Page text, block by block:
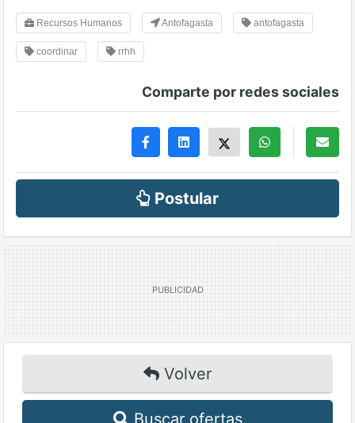
Recursos Humanos Antofagasta antofagasta
coordinar rrhh
Comparte por redes sociales
Postular
Volver
Buscar ofertas